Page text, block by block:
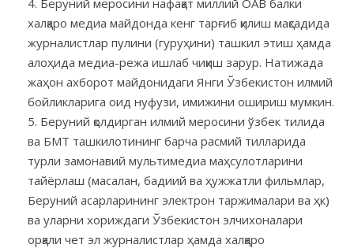
халқаро медиа майдонда кенг тарғиб қилиш мақсадида
журналистлар пулини (гуруҳини) ташкил этиш ҳамда
алоҳида медиа-режа ишлаб чиқиш зарур. Натижада
жаҳон ахборот майдонидаги Янги Ўзбекистон илмий
бойликларига оид нуфузи, имижини ошириш мумкин.
Беруний қолдирган илмий меросини ўзбек тилида
ва БМТ ташкилотининг барча расмий тилларида
турли замонавий мультимедиа маҳсулотларини
тайёрлаш (масалан, бадиий ва ҳужжатли фильмлар,
Беруний асарларининг электрон таржималари ва ҳк)
ва уларни хориждаги Ўзбекистон элчихоналари
орқали чет эл журналистлар ҳамда халқаро